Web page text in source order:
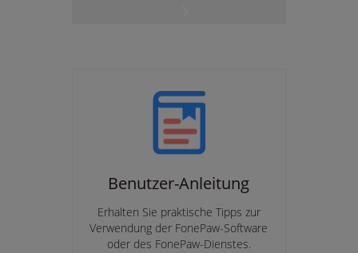
Benutzer-Anleitung
Erhalten Sie praktische Tipps zur
Verwendung der FonePaw-Software
oder des FonePaw-Dienstes.